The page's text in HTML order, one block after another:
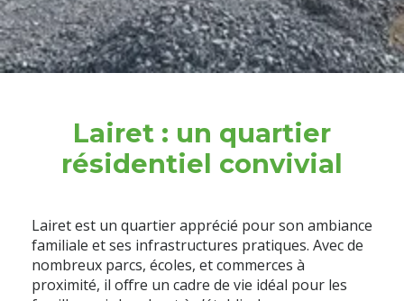
Lairet : un quartier
résidentiel convivial
Lairet est un quartier apprécié pour son ambiance
familiale et ses infrastructures pratiques. Avec de
nombreux parcs, écoles, et commerces à
proximité, il offre un cadre de vie idéal pour les